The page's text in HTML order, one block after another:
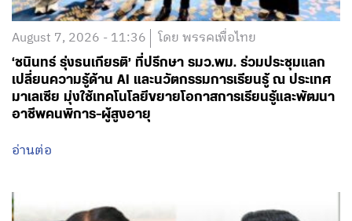
August 7, 2026 - 11:36 โดย พรรคเพื่อไทย
‘ชนินทร์ รุ่งธนเกียรติ’ ที่ปรึกษา รมว.พม. ร่วมประชุมแลก
เปลี่ยนความรู้ด้าน AI และนวัตกรรมการเรียนรู้ ณ ประเทศ
มาเลเซีย มุ่งใช้เทคโนโลยีขยายโอกาสการเรียนรู้และพัฒนา
อาชีพคนพิการ-ผู้สูงอายุ
อ่านต่อ